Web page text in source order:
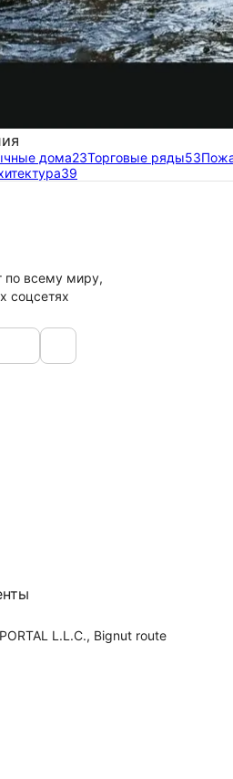
дома23Торговые ряды53
39
всему миру,
соцсетях
L.L.C., Bignut route